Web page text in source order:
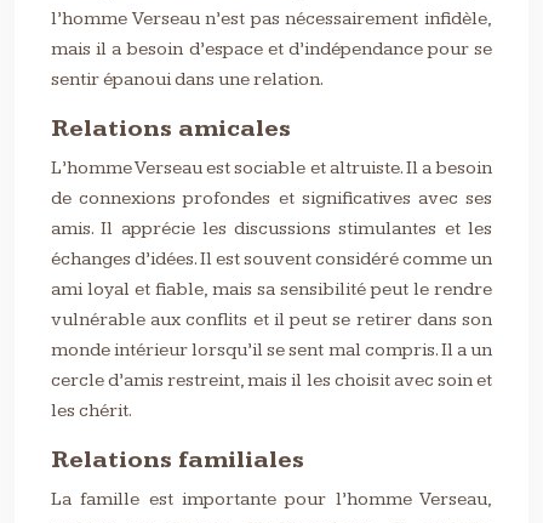
l’homme Verseau n’est pas nécessairement infidèle,
mais il a besoin d’espace et d’indépendance pour se
sentir épanoui dans une relation.
Relations amicales
L’homme Verseau est sociable et altruiste. Il a besoin
de connexions profondes et significatives avec ses
amis. Il apprécie les discussions stimulantes et les
échanges d’idées. Il est souvent considéré comme un
ami loyal et fiable, mais sa sensibilité peut le rendre
vulnérable aux conflits et il peut se retirer dans son
monde intérieur lorsqu’il se sent mal compris. Il a un
cercle d’amis restreint, mais il les choisit avec soin et
les chérit.
Relations familiales
La famille est importante pour l’homme Verseau,